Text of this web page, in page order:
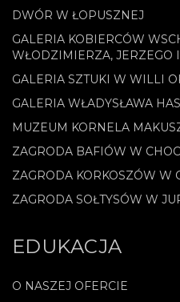
DWÓR W ŁOPUSZNEJ
GALERIA KOBIERCÓW
WŁODZIMIERZA, JERZEGO
GALERIA SZTUKI W WILLI
GALERIA WŁADYSŁAWA
MUZEUM KORNELA
ZAGRODA BAFIÓW W
ZAGRODA KORKOSZÓW W
ZAGRODA SOŁTYSÓW W
EDUKACJA
O NASZEJ OFERCIE